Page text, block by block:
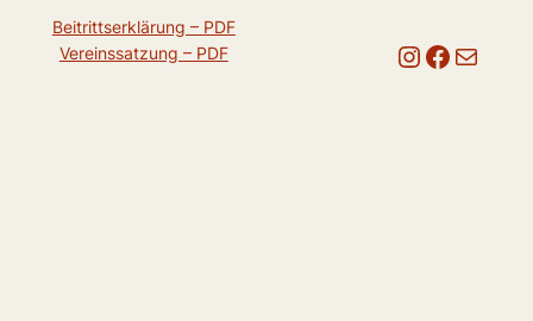
Beitrittserklärung – PDF
Vereinssatzung – PDF
Instagram Facebook E-Mail